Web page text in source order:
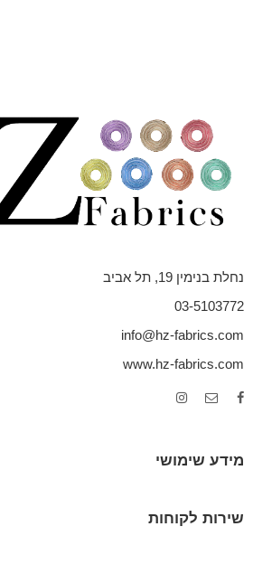
נחלת בנימין 19, תל אביב
03-5103772
info@hz-fabrics.com
www.hz-fabrics.com
מידע שימושי
שירות לקוחות